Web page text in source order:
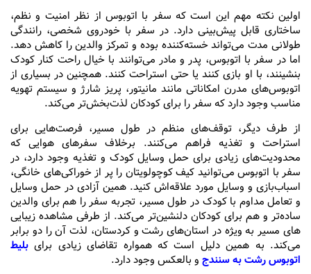
اولین نکته مهم این است که سفر با اتوبوس از نظر امنیت و نظم،
ساختاری قابل پیش‌بینی دارد. در سفر با خودروی شخصی، رانندگی
طولانی‌ مدت می‌تواند خسته‌کننده بوده و تمرکز والدین را کاهش دهد.
اما در سفر با اتوبوس، پدر و مادر می‌توانند با خیال راحت کنار کودک
بنشینند، با او بازی کنند یا حتی استراحت کنند. همچنین در بسیاری از
اتوبوس‌های مدرن امکاناتی مانند مانیتور، پریز شارژ و سیستم تهویه
مناسب وجود دارد که سفر را برای کودکان لذت‌بخش‌تر می‌کند.
از طرف دیگر، توقف‌های منظم در طول مسیر، فرصت‌هایی برای
استراحت و تغذیه فراهم می‌کنند. برخلاف سفرهای هوایی که
محدودیت‌های زیادی برای حمل وسایل کودک و تغذیه وجود دارد، در
سفر با اتوبوس می‌توانید کیف کوچولویتان را پر از خوراکی‌های خانگی،
اسباب‌بازی و وسایل مورد علاقه‌اش کنید. همین آزادی در حمل وسایل
و تعامل مداوم با کودک در طول مسیر، تجربه سفر را هم برای والدین
ساده‌تر و هم برای کودکان دلنشین‌تر می‌کند. از طرفی مشاهده زیبایی
های مسیر به ویژه در استان‌های رشت و کردستان، لذت آن را دو برابر
می‌کند. به همین دلیل است که همواره تقاضای زیادی برای بلیط
اتوبوس رشت به سنندجو بالعکس وجود دارد.